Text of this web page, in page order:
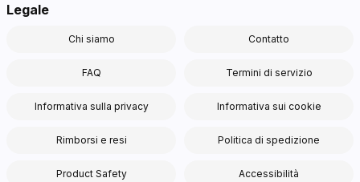
Legale
Chi siamo Contatto
FAQ Termini di servizio
Informativa sulla privacy Informativa sui cookie
Rimborsi e resi Politica di spedizione
Product Safety Accessibilità